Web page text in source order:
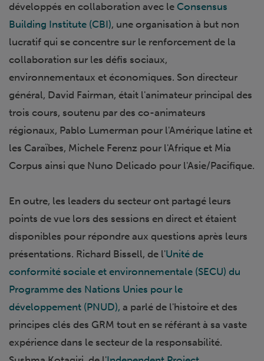
développés en collaboration avec le Consensus
Building Institute (CBI), une organisation à but non
lucratif qui se concentre sur le renforcement de la
collaboration sur les défis sociaux,
environnementaux et économiques. Son directeur
général, David Fairman, était l'animateur principal des
trois cours, soutenu par des co-animateurs
régionaux, Pablo Lumerman pour l'Amérique latine et
les Caraïbes, Michele Ferenz pour l'Afrique et Mia
Corpus ainsi que Nuno Delicado pour l'Asie/Pacifique.
En outre, les leaders du secteur ont partagé leurs
points de vue lors des sessions en direct et étaient
disponibles pour répondre aux questions après leurs
présentations. Richard Bissell, de l'Unité de
conformité sociale et environnementale (SECU) du
Programme des Nations Unies pour le
développement (PNUD), a parlé de l'histoire et des
principes clés des GRM tout en se référant à sa vaste
expérience dans le secteur de la responsabilité.